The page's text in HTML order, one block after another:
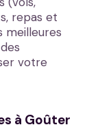
repas et
meilleures
votre
à Goûter